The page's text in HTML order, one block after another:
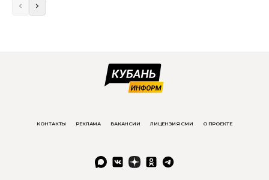
КОНТАКТЫ РЕКЛАМА ВАКАНСИИ ЛИЦЕНЗИЯ СМИ О ПРОЕКТЕ